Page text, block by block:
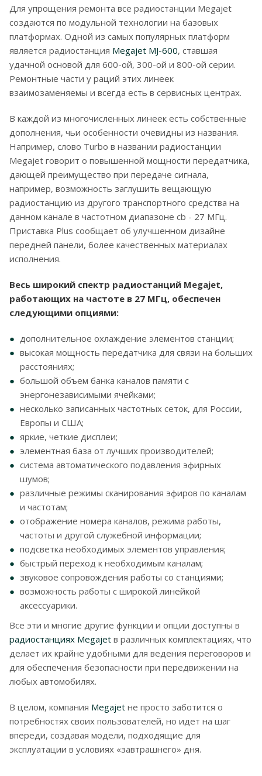
Для упрощения ремонта все радиостанции Megajet
создаются по модульной технологии на базовых
платформах. Одной из самых популярных платформ
является радиостанция Megajet MJ-600, ставшая
удачной основой для 600-ой, 300-ой и 800-ой серии.
Ремонтные части у раций этих линеек
взаимозаменяемы и всегда есть в сервисных центрах.
В каждой из многочисленных линеек есть собственные
дополнения, чьи особенности очевидны из названия.
Например, слово Turbo в названии радиостанции
Megajet говорит о повышенной мощности передатчика,
дающей преимущество при передаче сигнала,
например, возможность заглушить вещающую
радиостанцию из другого транспортного средства на
данном канале в частотном диапазоне cb - 27 МГц.
Приставка Plus сообщает об улучшенном дизайне
передней панели, более качественных материалах
исполнения.
Весь широкий спектр радиостанций Megajet,
работающих на частоте в 27 МГц, обеспечен
следующими опциями:
дополнительное охлаждение элементов станции;
высокая мощность передатчика для связи на больших
расстояниях;
большой объем банка каналов памяти с
энергонезависимыми ячейками;
несколько записанных частотных сеток, для России,
Европы и США;
яркие, четкие дисплеи;
элементная база от лучших производителей;
система автоматического подавления эфирных
шумов;
различные режимы сканирования эфиров по каналам
и частотам;
отображение номера каналов, режима работы,
частоты и другой служебной информации;
подсветка необходимых элементов управления;
быстрый переход к необходимым каналам;
звуковое сопровождения работы со станциями;
возможность работы с широкой линейкой
аксессуарики.
Все эти и многие другие функции и опции доступны в
радиостанциях Megajet в различных комплектациях, что
делает их крайне удобными для ведения переговоров и
для обеспечения безопасности при передвижении на
любых автомобилях.
В целом, компания Megajet не просто заботится о
потребностях своих пользователей, но идет на шаг
впереди, создавая модели, подходящие для
эксплуатации в условиях «завтрашнего» дня.